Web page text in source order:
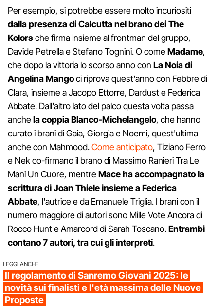
Per esempio, si potrebbe essere molto incuriositi
dalla presenza di Calcutta nel brano dei The
Kolorsche firma insieme al frontman del gruppo,
Davide Petrella e Stefano Tognini. O comeMadame,
che dopo la vittoria lo scorso anno con La Noia di
Angelina Mangoci riprova quest'anno con Febbre di
Clara, insieme a Jacopo Ettorre, Dardust e Federica
Abbate. Dall'altro lato del palco questa volta passa
anchela coppia Blanco-Michelangelo, che hanno
curato i brani di Gaia, Giorgia e Noemi, quest'ultima
anche con Mahmood.Come anticipato, Tiziano Ferro
e Nek co-firmano il brano di Massimo Ranieri Tra Le
Mani Un Cuore, mentreMace ha accompagnato la
scrittura di Joan Thiele insieme a Federica
Abbate, l'autrice e da Emanuele Triglia. I brani con il
numero maggiore di autori sono Mille Vote Ancora di
Rocco Hunt e Amarcord di Sarah Toscano.Entrambi
contano 7 autori, tra cui gli interpreti.
LEGGI ANCHE
Il regolamento di Sanremo Giovani 2025: le
novità sui finalisti e l'età massima delle Nuove
Proposte